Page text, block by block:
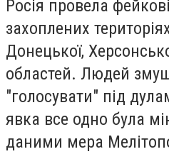
Росія провела
захоплених
Донецької,
областей. Людей
"голосувати" під
явка все одно була
даними мера